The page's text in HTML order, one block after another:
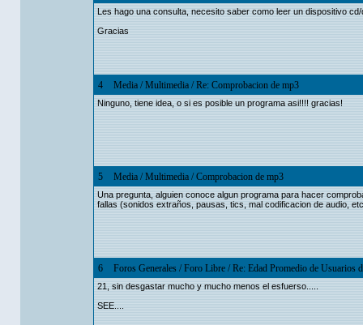
Les hago una consulta, necesito saber como leer un dispositivo
Gracias
4 Media/Multimedia/Re: Comprobacion de mp3
Ninguno, tiene idea, o si es posible un programa asi!!!! gracias!
5 Media/Multimedia/Comprobacion de mp3
Una pregunta, alguien conoce algun programa para hacer
fallas (sonidos extraños, pausas, tics, mal codificacion de audio,
6 Foros Generales/Foro Libre/Re: Edad Promedio de Usuarios
21, sin desgastar mucho y mucho menos el esfuerso.....
SEE....